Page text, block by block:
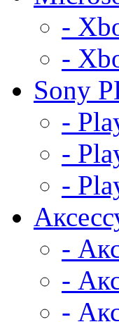
-
-
Sony
-
-
-
-
-
-